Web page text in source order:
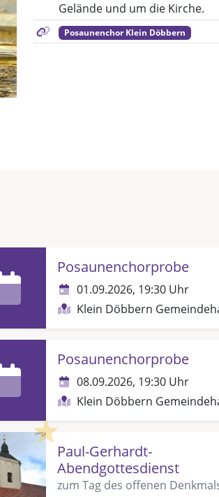
Gelände und um die Kirche.
Posaunenchor Klein Döbbern
Posaunenchorprobe
01.09.2026, 19:30 Uhr
Klein Döbbern
Posaunenchorprobe
08.09.2026, 19:30 Uhr
Klein Döbbern
Highlight
Paul-Gerhardt-
Abendgottesdienst
zum Tag des offenen